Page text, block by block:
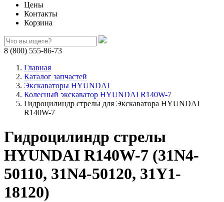
Цены
Контакты
Корзина
8 (800) 555-86-73
Главная
Каталог запчастей
Экскаваторы HYUNDAI
Колесный экскаватор HYUNDAI R140W-7
Гидроцилиндр стрелы для Экскаватора HYUNDAI
R140W-7
Гидроцилиндр стрелы
HYUNDAI R140W-7 (31N4-
50110, 31N4-50120, 31Y1-
18120)